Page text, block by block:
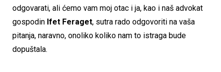
odgovarati, ali ćemo vam moj otac i ja, kao i naš advokat
gospodin Ifet Feraget, sutra rado odgovoriti na vaša
pitanja, naravno, onoliko koliko nam to istraga bude
dopuštala.